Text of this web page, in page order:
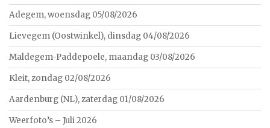
Adegem, woensdag 05/08/2026
Lievegem (Oostwinkel), dinsdag 04/08/2026
Maldegem-Paddepoele, maandag 03/08/2026
Kleit, zondag 02/08/2026
Aardenburg (NL), zaterdag 01/08/2026
Weerfoto’s – Juli 2026